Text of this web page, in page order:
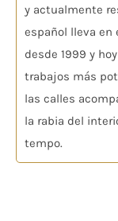
y actualmente
español lleva en
desde 1999 y
trabajos más
las calles
la rabia del
tempo.